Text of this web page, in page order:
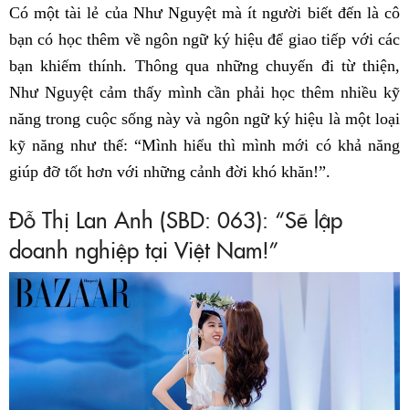
Có một tài lẻ của Như Nguyệt mà ít người biết đến là cô
bạn có học thêm về ngôn ngữ ký hiệu để giao tiếp với các
bạn khiếm thính. Thông qua những chuyến đi từ thiện,
Như Nguyệt cảm thấy mình cần phải học thêm nhiều kỹ
năng trong cuộc sống này và ngôn ngữ ký hiệu là một loại
kỹ năng như thế: “Mình hiểu thì mình mới có khả năng
giúp đỡ tốt hơn với những cảnh đời khó khăn!”.
Đỗ Thị Lan Anh (SBD: 063): “Sẽ lập
doanh nghiệp tại Việt Nam!”